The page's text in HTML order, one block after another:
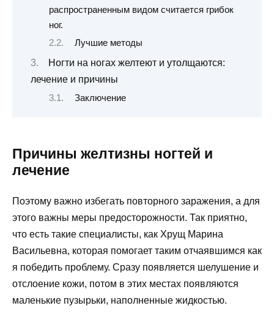
распространенным видом считается грибок
ног.
Лучшие методы
Ногти на ногах желтеют и утолщаются:
лечение и причины
Заключение
Причины желтизны ногтей и
лечение
Поэтому важно избегать повторного заражения, а для
этого важны меры предосторожности. Так приятно,
что есть такие специалисты, как Хрущ Марина
Васильевна, которая помогает таким отчаявшимся как
я победить проблему. Сразу появляется шелушение и
отслоение кожи, потом в этих местах появляются
маленькие пузырьки, наполненные жидкостью.